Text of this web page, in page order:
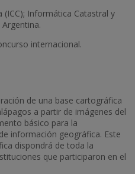
Informática Catastral y
internacional.
de una base cartográfica
a partir de imágenes del
básico para la
información geográfica. Este
dispondrá de toda la
que participaron en el